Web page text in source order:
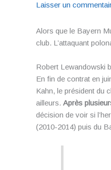
Laisser un
Alors que le Bayern
club. L’attaquant
Robert Lewandowski
En fin de contrat en
Kahn, le président du
ailleurs. Après
décision de voir si
(2010-2014) puis du